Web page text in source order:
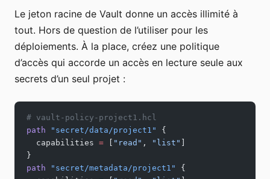
Le jeton racine de Vault donne un accès illimité à
tout. Hors de question de l’utiliser pour les
déploiements. À la place, créez une politique
d’accès qui accorde un accès en lecture seule aux
secrets d’un seul projet :
# vault-policy-project1.hcl
path "secret/data/project1"
{
  capabilities
= "read" , "list"
}
path "secret/metadata/project1"
{